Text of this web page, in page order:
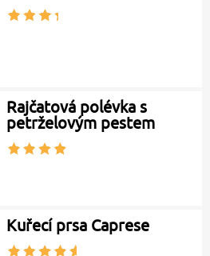
Rajčatová polévka s
petrželovým pestem
Kuřecí prsa Caprese